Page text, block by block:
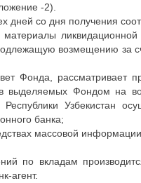
-2).
дней со дня получения
возмещению за
Фонда, рассматривает
выделяемых Фондом на
Узбекистан
банка;
массовой
по вкладам
агент.